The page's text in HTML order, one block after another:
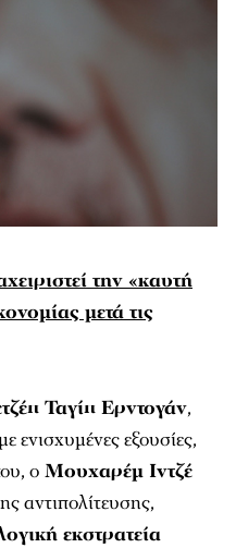
την «καυτή
μετά τις
Ταγίπ Ερντογάν,
ενισχυμένες εξουσίες,
ο Μουχαρέμ Ιντζέ
αντιπολίτευσης,
εκστρατεία